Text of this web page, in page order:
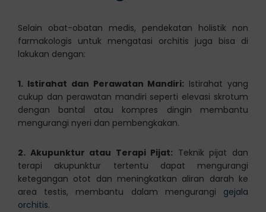
Selain obat-obatan medis, pendekatan holistik non
farmakologis untuk mengatasi orchitis juga bisa di
lakukan dengan:
1. Istirahat dan Perawatan Mandiri: Istirahat yang
cukup dan perawatan mandiri seperti elevasi skrotum
dengan bantal atau kompres dingin membantu
mengurangi nyeri dan pembengkakan.
2. Akupunktur atau Terapi Pijat: Teknik pijat dan
terapi akupunktur tertentu dapat mengurangi
ketegangan otot dan meningkatkan aliran darah ke
area testis, membantu dalam mengurangi gejala
orchitis.